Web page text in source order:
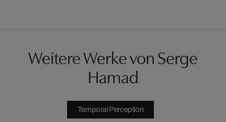
Weitere Werke von Serge
Hamad
Temporal Perception